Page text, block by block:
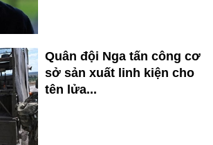
Quân đội Nga tấn công cơ
sở sản xuất linh kiện cho
tên lửa...